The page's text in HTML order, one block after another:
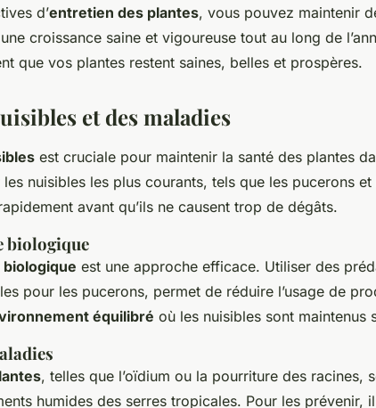
d’entretien des plantes, vous pouvez maintenir
croissance saine et vigoureuse tout au long de
que vos plantes restent saines, belles et prospères.
et des maladies
est cruciale pour maintenir la santé des plantes
nuisibles les plus courants, tels que les pucerons et
avant qu’ils ne causent trop de dégâts.
biologique
est une approche efficace. Utiliser des
pour les pucerons, permet de réduire l’usage de
équilibré où les nuisibles sont maintenus
, telles que l’oïdium ou la pourriture des racines,
humides des serres tropicales. Pour les prévenir,